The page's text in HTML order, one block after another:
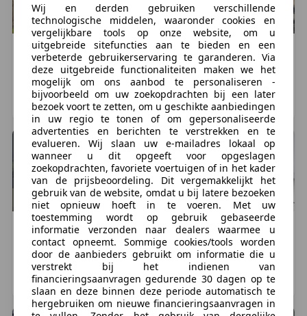
the lavishness; everything is surprisingly soft yet
reassuringly solid. You sink into the bed and tell each
other that the vacation has officially begun. That’s the
feeling Rolls Royce promises its owners every day.
Even in pre-war times, many Rolls Royce owners had
homes in the South of France. Many of them took
photos wearing straw hats and boat shoes along the
"Grande Corniche," with breathtaking views of the
French Riviera. To appeal to precisely this audience,
Rolls Royce introduced a beautiful luxury convertible,
which was christened the Corniche.
As a stunt to showcase its comfort, Rolls Royce drove
the convertible up and down to Marseille from the
factory in a single day. It was a hit, leading to
immense popularity, and even the wealthiest had to
wait a long time before they could enjoy the breeze in
style. It's clear what the car was made for: enjoying
Rolls-RoyceCorniche
€ 93.900
98.647 km, 01/2000
VEGHEL, NL
Rolls-RoyceCorniche
€ 149.999
78.832 km, 01/1979
SCHIJNDEL, NL
Rolls-Royce Corniche
€ 85.000
55.000 km, 05/1977
ZEVENBERGEN, NL
Rolls-Royce Phantom Drophead
€ 199.000
107.595 km, 09/2008
NAARDEN, NL
Wij en derden gebruiken verschillende
technologische middelen, waaronder cookies en
vergelijkbare tools op onze website, om u
uitgebreide sitefuncties aan te bieden en een
verbeterde gebruikerservaring te garanderen. Via
deze uitgebreide functionaliteiten maken we het
mogelijk om ons aanbod te personaliseren -
bijvoorbeeld om uw zoekopdrachten bij een later
bezoek voort te zetten, om u geschikte aanbiedingen
in uw regio te tonen of om gepersonaliseerde
advertenties en berichten te verstrekken en te
evalueren. Wij slaan uw e-mailadres lokaal op
wanneer u dit opgeeft voor opgeslagen
zoekopdrachten, favoriete voertuigen of in het kader
van de prijsbeoordeling. Dit vergemakkelijkt het
gebruik van de website, omdat u bij latere bezoeken
niet opnieuw hoeft in te voeren. Met uw
toestemming wordt op gebruik gebaseerde
informatie verzonden naar dealers waarmee u
contact opneemt. Sommige cookies/tools worden
door de aanbieders gebruikt om informatie die u
verstrekt bij het indienen van
financieringsaanvragen gedurende 30 dagen op te
slaan en deze binnen deze periode automatisch te
hergebruiken om nieuwe financieringsaanvragen in